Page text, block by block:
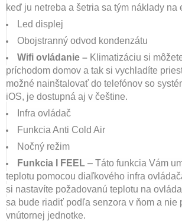
keď ju netreba a šetria sa tým náklady na
Led displej
Obojstranný odvod kondenzátu
Wifi ovládanie – Klimatizáciu si
príchodom domov a tak si vychladíte
možné nainštalovať do telefónov so
iOS, je dostupná aj v češtine.
Infra ovládač
Funkcia Anti Cold Air
Nočný režim
Funkcia I FEEL – Táto funkcia Vám
teplotu pomocou diaľkového infra
si nastavíte požadovanú teplotu na
sa bude riadiť podľa senzora v ňom a nie
vnútornej jednotke.